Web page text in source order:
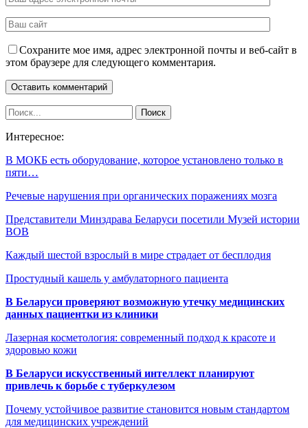
Сохраните мое имя, адрес электронной почты и веб-сайт в
этом браузере для следующего комментария.
Интересное:
В МОКБ есть оборудование, которое установлено только в
пяти…
Речевые нарушения при органических поражениях мозга
Представители Минздрава Беларуси посетили Музей истории
ВОВ
Каждый шестой взрослый в мире страдает от бесплодия
Простудный кашель у амбулаторного пациента
В Беларуси проверяют возможную утечку медицинских
данных пациентки из клиники
Лазерная косметология: современный подход к красоте и
здоровью кожи
В Беларуси искусственный интеллект планируют
привлечь к борьбе с туберкулезом
Почему устойчивое развитие становится новым стандартом
для медицинских учреждений